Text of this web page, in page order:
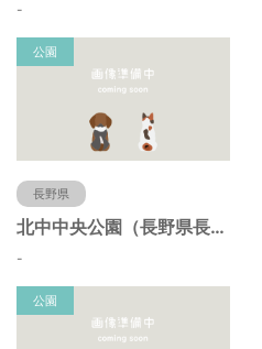
-
公園
長野県
北中中央公園（長野県長野市）
-
公園